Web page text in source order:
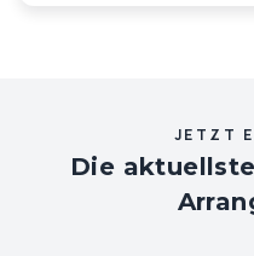
JETZT
Die